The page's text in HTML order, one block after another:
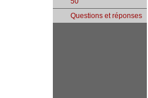
Questions et réponses